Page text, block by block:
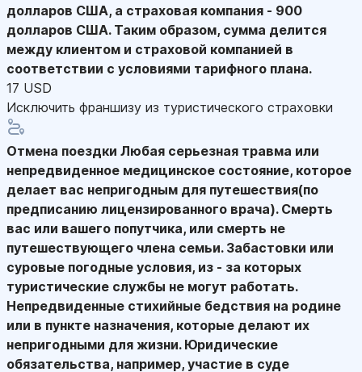
долларов США, а страховая компания - 900
долларов США. Таким образом, сумма делится
между клиентом и страховой компанией в
соответствии с условиями тарифного плана.
17 USD
Исключить франшизу из туристического страховки
Отмена поездки Любая серьезная травма или
непредвиденное медицинское состояние, которое
делает вас непригодным для путешествия(по
предписанию лицензированного врача). Смерть
вас или вашего попутчика, или смерть не
путешествующего члена семьи. Забастовки или
суровые погодные условия, из - за которых
туристические службы не могут работать.
Непредвиденные стихийные бедствия на родине
или в пункте назначения, которые делают их
непригодными для жизни. Юридические
обязательства, например, участие в суде